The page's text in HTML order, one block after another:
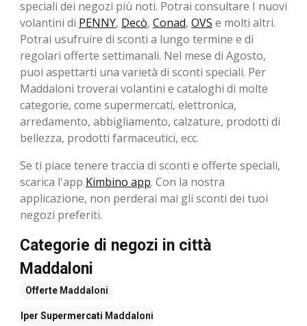
speciali dei negozi più noti. Potrai consultare I nuovi
volantini di PENNY, Decò, Conad, OVS e molti altri.
Potrai usufruire di sconti a lungo termine e di
regolari offerte settimanali. Nel mese di Agosto, ​​
puoi aspettarti una varietà di sconti speciali. Per
Maddaloni troverai volantini e cataloghi di molte
categorie, come supermercati, elettronica,
arredamento, abbigliamento, calzature, prodotti di
bellezza, prodotti farmaceutici, ecc.
Se ti piace tenere traccia di sconti e offerte speciali,
scarica l'app Kimbino app. Con la nostra
applicazione, non perderai mai gli sconti dei tuoi
negozi preferiti.
Categorie di negozi in città
Maddaloni
Offerte Maddaloni
Iper Supermercati Maddaloni